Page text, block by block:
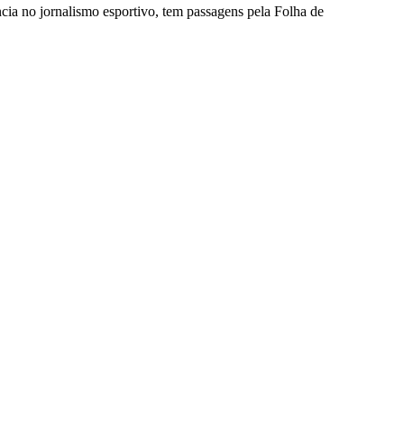
no jornalismo esportivo, tem passagens pela Folha de